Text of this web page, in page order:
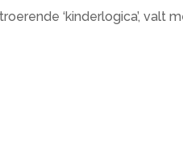
‘kinderlogica’, valt